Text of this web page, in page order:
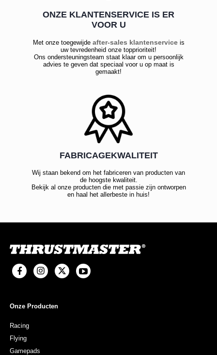
ONZE KLANTENSERVICE IS ER
VOOR U
Met onze toegewijde after-sales klantenserviceis
uw tevredenheid onze topprioriteit!
Ons ondersteuningsteam staat klaar om u persoonlijk
advies te geven dat speciaal voor u op maat is
gemaakt!
FABRICAGEKWALITEIT
Wij staan bekend om het fabriceren van producten van
de hoogste kwaliteit.
Bekijk al onze producten die met passie zijn ontworpen
en haal het allerbeste in huis!
Onze Producten
Racing
Flying
Gamepads